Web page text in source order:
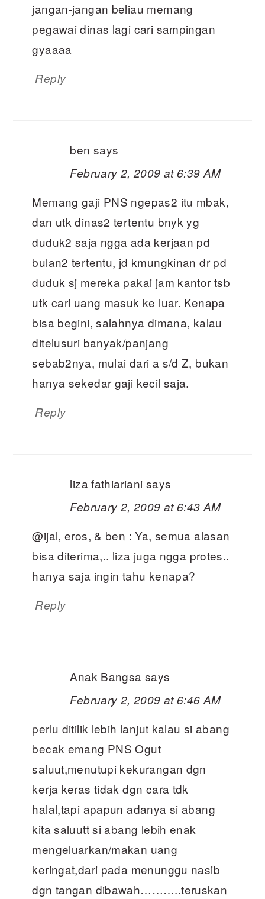
jangan-jangan beliau memang
pegawai dinas lagi cari sampingan
gyaaaa
Reply
ben says
February 2, 2009 at 6:39 AM
Memang gaji PNS ngepas2 itu mbak,
dan utk dinas2 tertentu bnyk yg
duduk2 saja ngga ada kerjaan pd
bulan2 tertentu, jd kmungkinan dr pd
duduk sj mereka pakai jam kantor tsb
utk cari uang masuk ke luar. Kenapa
bisa begini, salahnya dimana, kalau
ditelusuri banyak/panjang
sebab2nya, mulai dari a s/d Z, bukan
hanya sekedar gaji kecil saja.
Reply
liza fathiariani says
February 2, 2009 at 6:43 AM
@ijal, eros, & ben : Ya, semua alasan
bisa diterima,.. liza juga ngga protes..
hanya saja ingin tahu kenapa?
Reply
Anak Bangsa says
February 2, 2009 at 6:46 AM
perlu ditilik lebih lanjut kalau si abang
becak emang PNS Ogut
saluut,menutupi kekurangan dgn
kerja keras tidak dgn cara tdk
halal,tapi apapun adanya si abang
kita saluutt si abang lebih enak
mengeluarkan/makan uang
keringat,dari pada menunggu nasib
dgn tangan dibawah………..teruskan